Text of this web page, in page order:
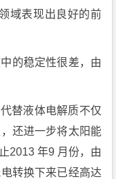
域表现出良好的前
的稳定性很差，由
替液体电解质不仅
还进一步将太阳能
2013 年9 月份，由
转换下来已经高达